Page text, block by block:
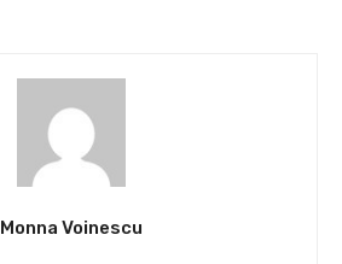
Monna Voinescu